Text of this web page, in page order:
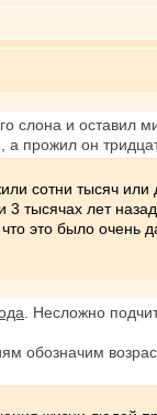
слона и оставил
прожил он
сотни тысяч
тысячах лет
это было очень
. Несложно
обозначим